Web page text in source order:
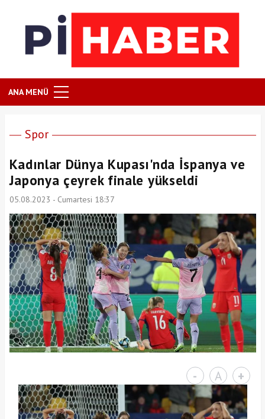
ANA MENÜ
Spor
Kadınlar Dünya Kupası'nda İspanya ve
Japonya çeyrek finale yükseldi
05.08.2023 - Cumartesi 18:37
- A +